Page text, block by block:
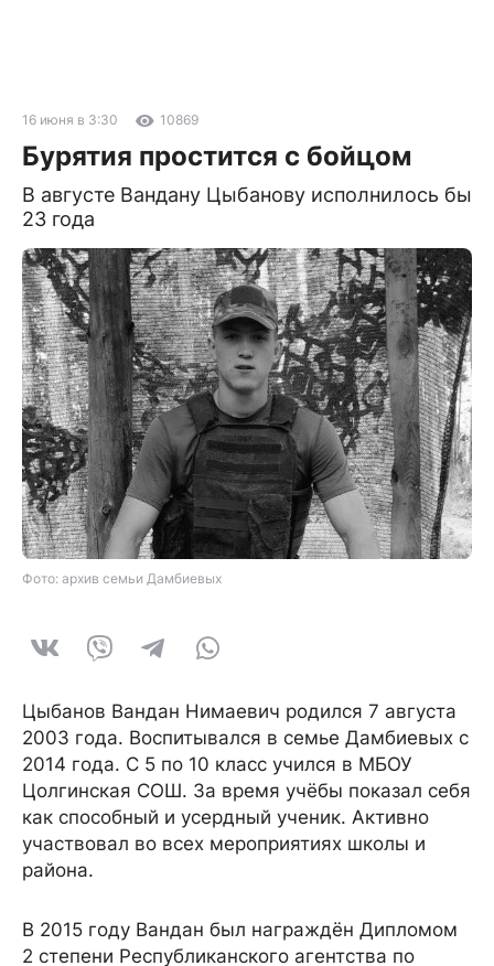
16 июня в 3:30 10869
Бурятия простится с бойцом
В августе Вандану Цыбанову исполнилось бы
23 года
Фото: архив семьи Дамбиевых
Цыбанов Вандан Нимаевич родился 7 августа
2003 года. Воспитывался в семье Дамбиевых с
2014 года. С 5 по 10 класс учился в МБОУ
Цолгинская СОШ. За время учёбы показал себя
как способный и усердный ученик. Активно
участвовал во всех мероприятиях школы и
района.
В 2015 году Вандан был награждён Дипломом
2 степени Республиканского агентства по